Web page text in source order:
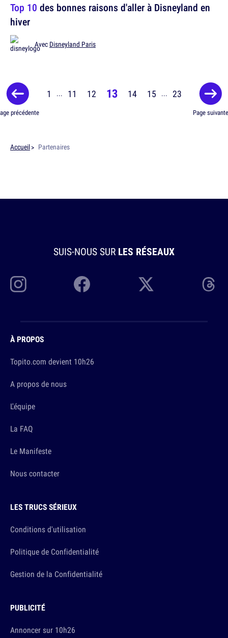
Top 10 des bonnes raisons d'aller à Disneyland en
hiver
Avec Disneyland Paris
précédente
1 ... 11 12 13 14 15 ... 23
Page suivante
Accueil Partenaires
SUIS-NOUS SUR LES RÉSEAUX
À PROPOS
Topito.com devient 10h26
A propos de nous
L'équipe
La FAQ
Le Manifeste
Nous contacter
LES TRUCS SÉRIEUX
Conditions d'utilisation
Politique de Confidentialité
Gestion de la Confidentialité
PUBLICITÉ
Annoncer sur 10h26